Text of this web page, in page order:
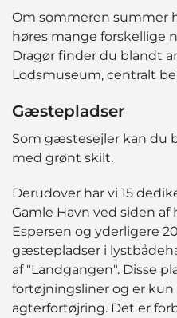
Om sommeren summer
høres mange forskellige
Dragør finder du blandt
Lodsmuseum, centralt
Gæstepladser
Som gæstesejler kan du
med grønt skilt.
Derudover har vi 15
Gamle Havn ved siden
Espersen og yderligere
gæstepladser i
af "Landgangen". Disse
fortøjningsliner og er kun
agterfortøjring. Det er